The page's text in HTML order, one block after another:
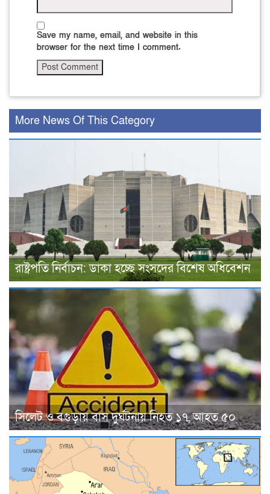
Save my name, email, and website in this
browser for the next time I comment.
More News Of This Category
রাষ্ট্রপতি নির্বাচন: ডাকা হচ্ছে সংসদের বিশেষ অধিবেশন
সিলেট ও বগুড়ায় বাস দুর্ঘটনায় নিহত ১৭, আহত ৫০